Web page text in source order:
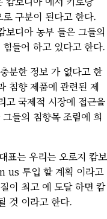
구분이 된다고 한다.
보디아 농부 들은 그들의
들어 하고 있다고 한다.
분한 정보 가 없다고 한
침향 제품에 관련된 제
고 국제적 시장에 접근을
들의 침향목 조림에 희
는 우리는 오로지 캄보
us 투입 할 계획 이라고
이 최고 에 도달 하면 캄
것 이라고 한다.